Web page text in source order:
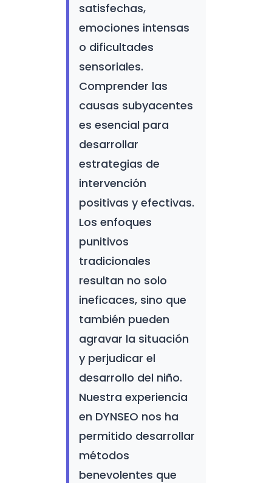
satisfechas,
emociones intensas
o dificultades
sensoriales.
Comprender las
causas subyacentes
es esencial para
desarrollar
estrategias de
intervención
positivas y efectivas.
Los enfoques
punitivos
tradicionales
resultan no solo
ineficaces, sino que
también pueden
agravar la situación
y perjudicar el
desarrollo del niño.
Nuestra experiencia
en DYNSEO nos ha
permitido desarrollar
métodos
benevolentes que